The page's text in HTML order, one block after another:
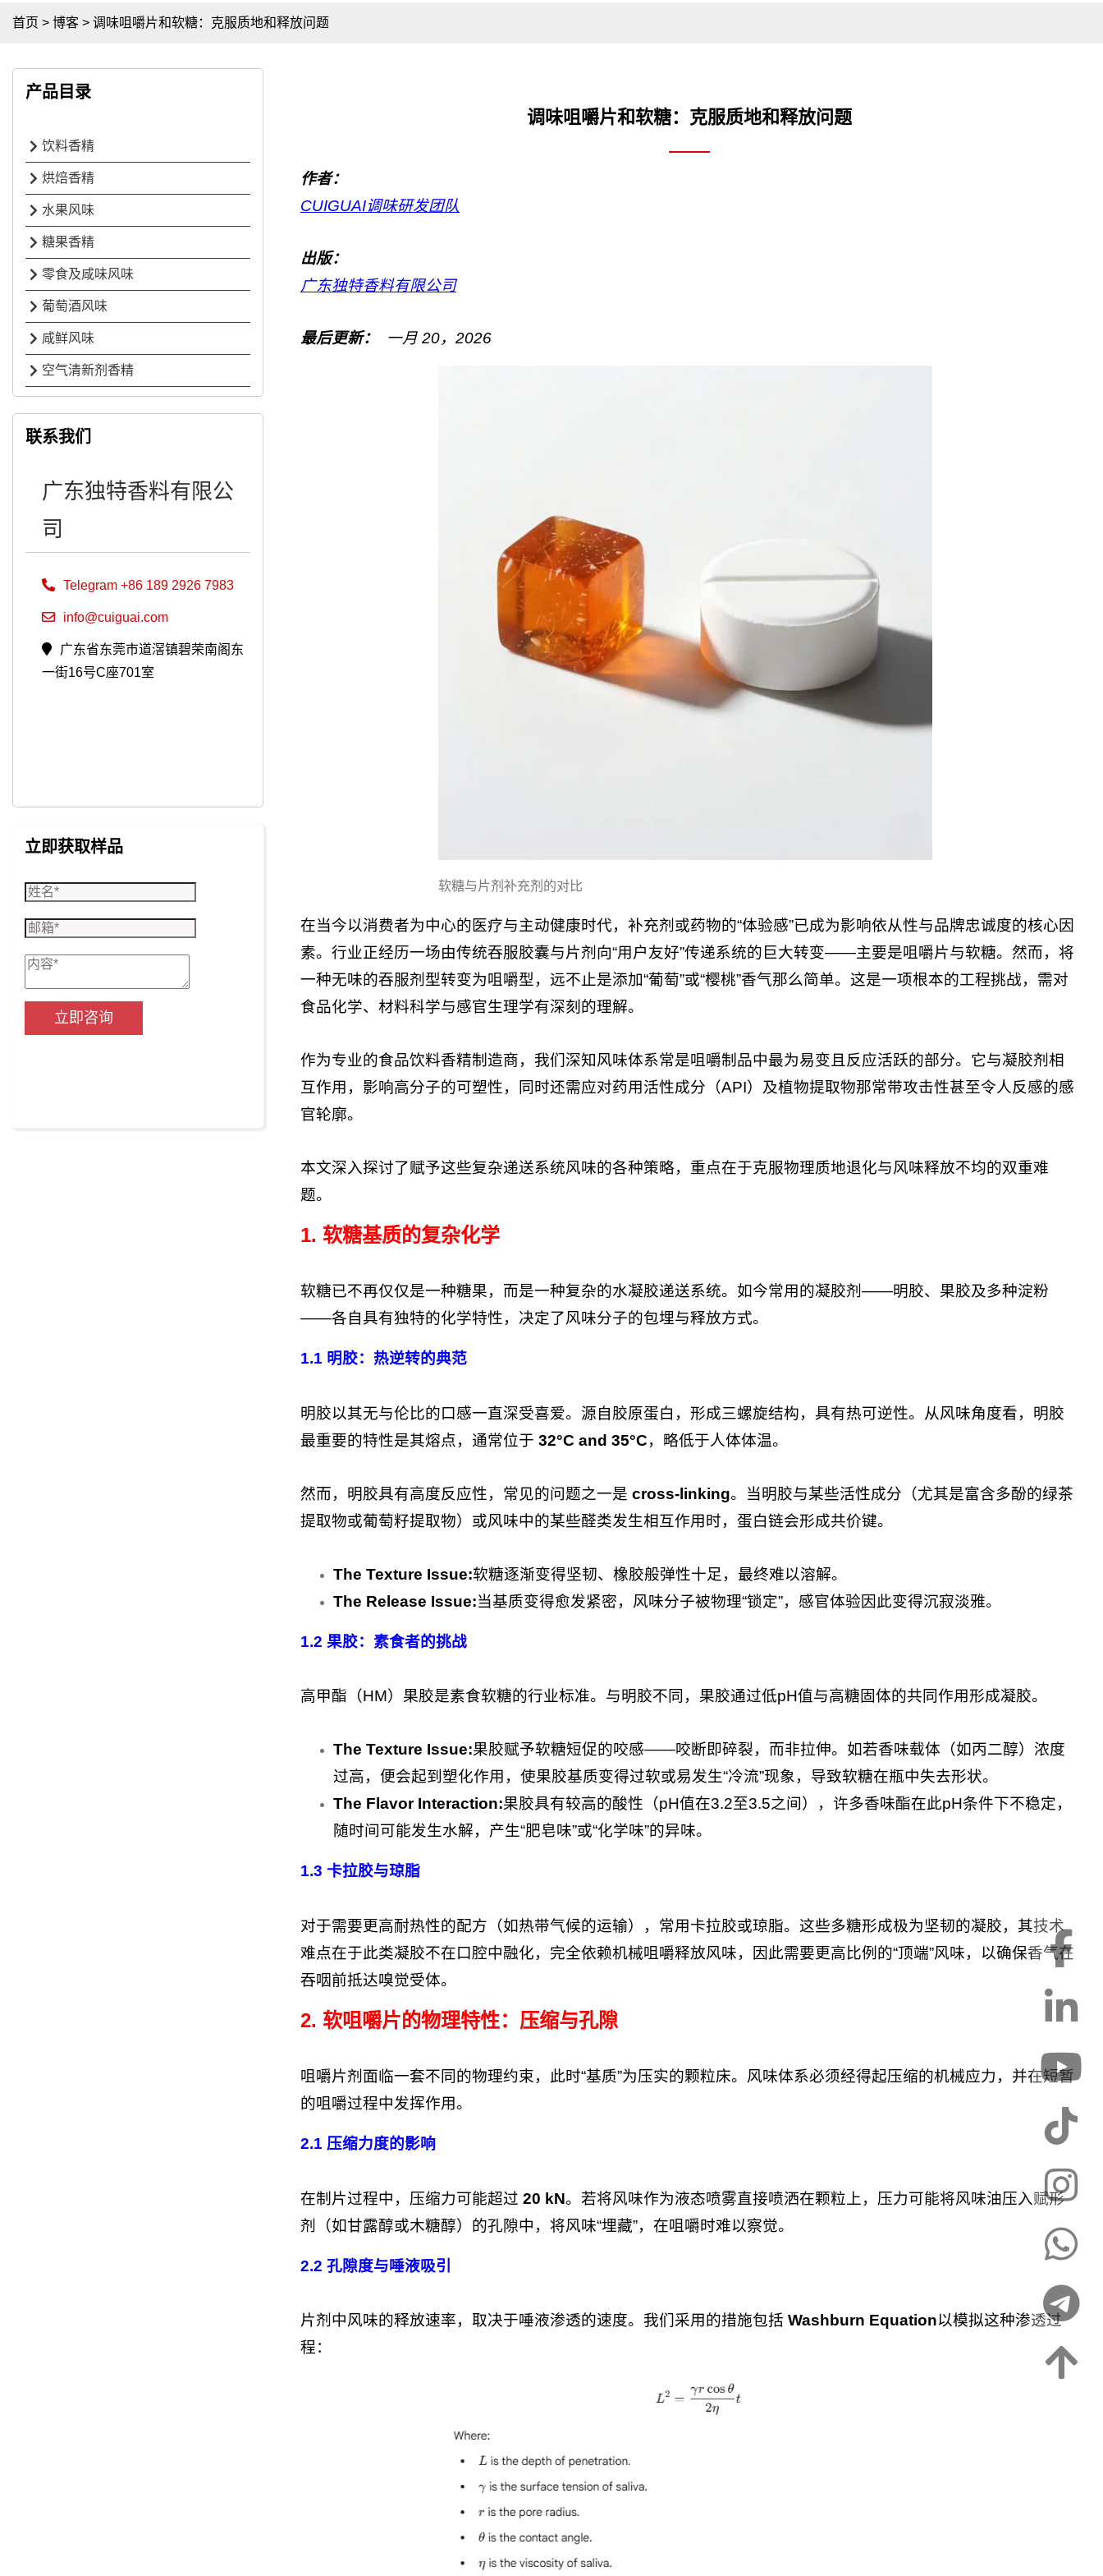
首页 > 博客 > 调味咀嚼片和软糖：克服质地和释放问题
产品目录
饮料香精
烘焙香精
水果风味
糖果香精
零食及咸味风味
葡萄酒风味
咸鲜风味
空气清新剂香精
联系我们
广东独特香料有限公
司
Telegram +86 189 2926 7983
info@cuiguai.com
广东省东莞市道滘镇碧荣南阁东
一街16号C座701室
立即获取样品
立即咨询
调味咀嚼片和软糖：克服质地和释放问题
作者：
CUIGUAI调味研发团队
出版：
广东独特香料有限公司
最后更新： 一月 20，2026
软糖与片剂补充剂的对比
在当今以消费者为中心的医疗与主动健康时代，补充剂或药物的“体验感”已成为影响依从性与品牌忠诚度的核心因
素。行业正经历一场由传统吞服胶囊与片剂向“用户友好”传递系统的巨大转变——主要是咀嚼片与软糖。然而，将
一种无味的吞服剂型转变为咀嚼型，远不止是添加“葡萄”或“樱桃”香气那么简单。这是一项根本的工程挑战，需对
食品化学、材料科学与感官生理学有深刻的理解。
作为专业的食品饮料香精制造商，我们深知风味体系常是咀嚼制品中最为易变且反应活跃的部分。它与凝胶剂相
互作用，影响高分子的可塑性，同时还需应对药用活性成分（API）及植物提取物那常带攻击性甚至令人反感的感
官轮廓。
本文深入探讨了赋予这些复杂递送系统风味的各种策略，重点在于克服物理质地退化与风味释放不均的双重难
题。
1. 软糖基质的复杂化学
软糖已不再仅仅是一种糖果，而是一种复杂的水凝胶递送系统。如今常用的凝胶剂——明胶、果胶及多种淀粉
——各自具有独特的化学特性，决定了风味分子的包埋与释放方式。
1.1 明胶：热逆转的典范
明胶以其无与伦比的口感一直深受喜爱。源自胶原蛋白，形成三螺旋结构，具有热可逆性。从风味角度看，明胶
最重要的特性是其熔点，通常位于 32°C and 35°C，略低于人体体温。
然而，明胶具有高度反应性，常见的问题之一是 cross-linking。当明胶与某些活性成分（尤其是富含多酚的绿茶
提取物或葡萄籽提取物）或风味中的某些醛类发生相互作用时，蛋白链会形成共价键。
The Texture Issue:软糖逐渐变得坚韧、橡胶般弹性十足，最终难以溶解。
The Release Issue:当基质变得愈发紧密，风味分子被物理“锁定”，感官体验因此变得沉寂淡雅。
1.2 果胶：素食者的挑战
高甲酯（HM）果胶是素食软糖的行业标准。与明胶不同，果胶通过低pH值与高糖固体的共同作用形成凝胶。
The Texture Issue:果胶赋予软糖短促的咬感——咬断即碎裂，而非拉伸。如若香味载体（如丙二醇）浓度
过高，便会起到塑化作用，使果胶基质变得过软或易发生“冷流”现象，导致软糖在瓶中失去形状。
The Flavor Interaction:果胶具有较高的酸性（pH值在3.2至3.5之间），许多香味酯在此pH条件下不稳定，
随时间可能发生水解，产生“肥皂味”或“化学味”的异味。
1.3 卡拉胶与琼脂
对于需要更高耐热性的配方（如热带气候的运输），常用卡拉胶或琼脂。这些多糖形成极为坚韧的凝胶，其技术
难点在于此类凝胶不在口腔中融化，完全依赖机械咀嚼释放风味，因此需要更高比例的“顶端”风味，以确保香气在
吞咽前抵达嗅觉受体。
2. 软咀嚼片的物理特性：压缩与孔隙
咀嚼片剂面临一套不同的物理约束，此时“基质”为压实的颗粒床。风味体系必须经得起压缩的机械应力，并在短暂
的咀嚼过程中发挥作用。
2.1 压缩力度的影响
在制片过程中，压缩力可能超过 20 kN。若将风味作为液态喷雾直接喷洒在颗粒上，压力可能将风味油压入赋形
剂（如甘露醇或木糖醇）的孔隙中，将风味“埋藏”，在咀嚼时难以察觉。
2.2 孔隙度与唾液吸引
片剂中风味的释放速率，取决于唾液渗透的速度。我们采用的措施包括 Washburn Equation以模拟这种渗透过
程：